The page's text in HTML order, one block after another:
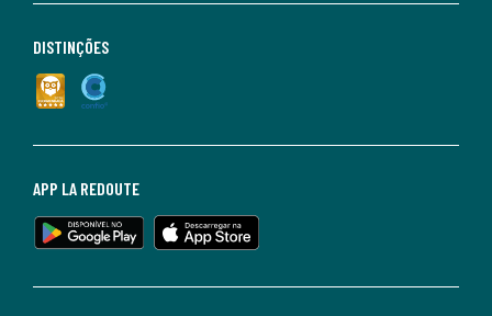
APP LA REDOUTE
DISTINÇÕES